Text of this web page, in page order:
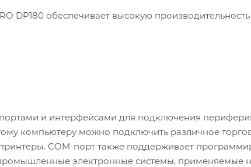
DP180 обеспечивает высокую
и интерфейсами для подключения
компьютеру можно подключить различное
COM-порт также поддерживает
электронные системы, применяемые